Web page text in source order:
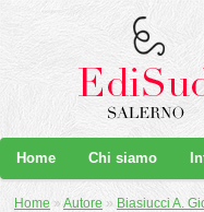
Home Chi siamo
Home » Autore » Biasiucci A.